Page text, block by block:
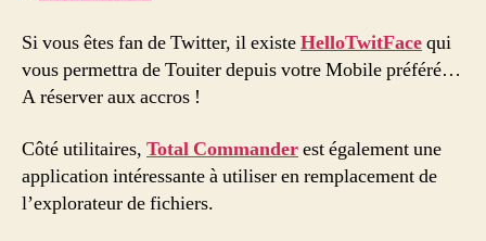
Si vous êtes fan de Twitter, il existeHelloTwitFacequi
vous permettra de Touiter depuis votre Mobile préféré…
A réserver aux accros !
Côté utilitaires, Total Commanderest également une
application intéressante à utiliser en remplacement de
l’explorateur de fichiers.